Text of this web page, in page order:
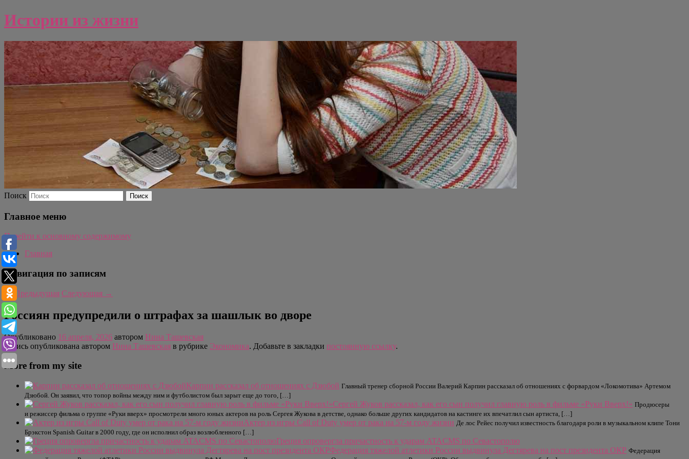
Истории из жизни
Поиск
Главное меню
Перейти к основному содержимому
Главная
Навигация по записям
←Предыдущая Следующая →
Россиян предупредили о штрафах за шашлык во дворе
Опубликовано 16 апреля, 2026 автором Нина Ташевская
Запись опубликована автором Нина Ташевская в рубрике Экономика. Добавьте в закладки постоянную ссылку.
More from my site
Карпин рассказал об отношениях с Дзюбой Главный тренер сборной России Валерий Карпин рассказал об отношениях с форвардом «Локомотива» Артемом
Дзюбой. Он заявил, что топор войны между ним и футболистом был зарыт еще до того, […]
Сергей Жуков рассказал, как его сын получил главную роль в фильме «Руки Вверх!» Продюсеры
и режиссер фильма о группе «Руки вверх» просмотрели много юных актеров на роль Сергея Жукова в детстве, однако больше других кандидатов на кастинге их впечатлил сын артиста, […]
Актер из игры Call of Duty умер от рака на 57-м году жизни Де лос Рейес получил известность благодаря роли в музыкальном клипе Тони
Брэкстон Spanish Guitar в 2000 году, где он исполнил образ возлюбленного […]
Греция опровергла причастность к ударам ATACMS по Севастополю
Федерация тяжелой атлетики России выдвинула Дегтярева на пост президента ОКР Федерация